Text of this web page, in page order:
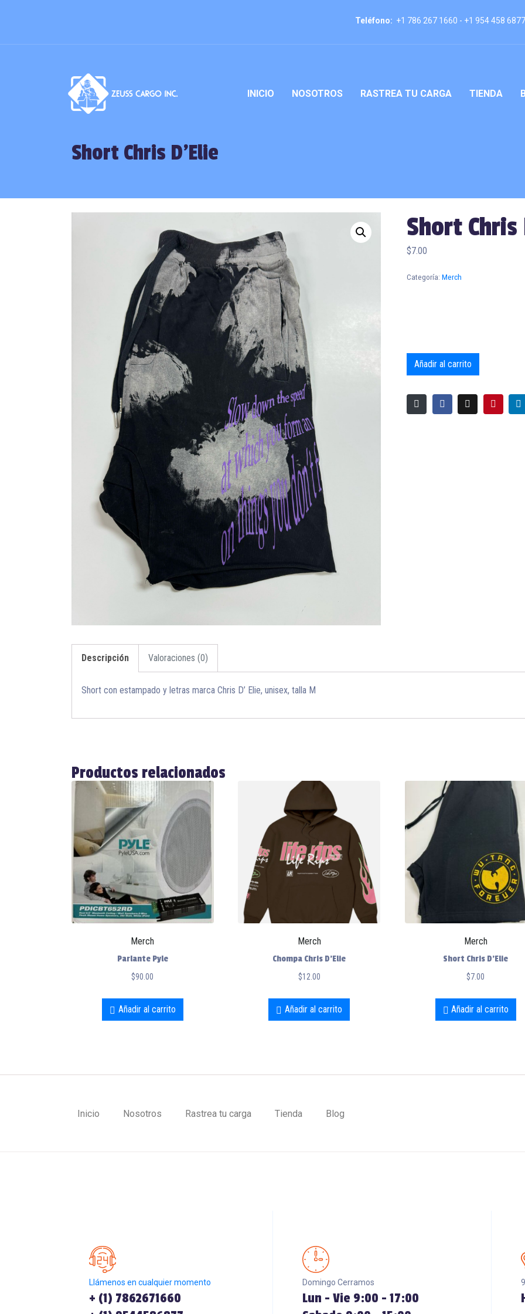
Teléfono: +1 786 267 1660 - +1 954 458 6877
INICIO NOSOTROS RASTREA TU CARGA TIENDA
Short Chris D’Elie
Short Chris
$7.00
Categoría: Merch
Añadir al carrito
Descripción Valoraciones (0)
Short con estampado y letras marca Chris D’ Elie, unisex, talla M
Productos relacionados
Merch
Parlante Pyle
$90.00
Añadir al carrito
Merch
Chompa Chris D’Elie
$12.00
Añadir al carrito
Merch
Short Chris D’Elie
$7.00
Añadir al carrito
Inicio Nosotros Rastrea tu carga Tienda Blog
Llámenos en cualquier momento
+ (1) 7862671660
Domingo Cerramos
Lun - Vie 9:00 - 17:00